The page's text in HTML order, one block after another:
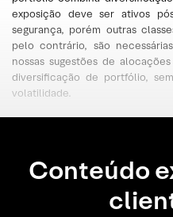
exposição deve ser ativos
segurança, porém outras
pelo contrário, são
nossas sugestões de
diversificação de portfólio,
volatilidade.
Conteúdo